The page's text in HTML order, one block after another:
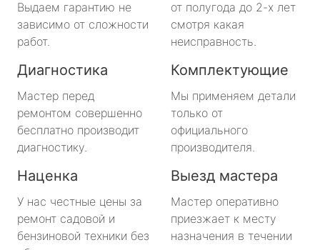
Выдаем гарантию не
зависимо от сложности
работ.
от полугода до 2-х лет
смотря какая
неисправность.
Диагностика
Мастер перед
ремонтом совершенно
бесплатно производит
диагностику.
Комплектующие
Мы применяем детали
только от
официального
производителя.
Наценка
У нас честные цены за
ремонт садовой и
бензиновой техники без
Выезд мастера
Мастер оперативно
приезжает к месту
назначения в течении